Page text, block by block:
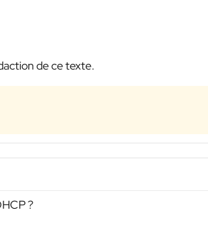
de ce texte.
?